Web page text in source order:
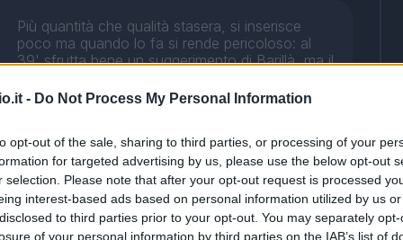
- Do Not Process My Personal Information
opt-out of the sale, sharing to third parties, or processing of your
for targeted advertising by us, please use the below opt-out
selection. Please note that after your opt-out request is processed
interest-based ads based on personal information utilized by us
to third parties prior to your opt-out. You may separately
of your personal information by third parties on the IAB’s list of
Più quantità che qualità stasera, si inserisce
poco ma quando lo fa si rende pericoloso: al
39' sfrutta bene un suggerimento di Barillà, ma il
riesce a ripetersi, cala vistosamente e commette
il fallo di mano che costa il rigore del 2-1: è
minuto più tardi, al 66', per lasciare spazio a
Rigoni.
Peperino imprendibile per l'Udinese nel primo
tempo, fa tutto ciò che vuole sulla fascia,